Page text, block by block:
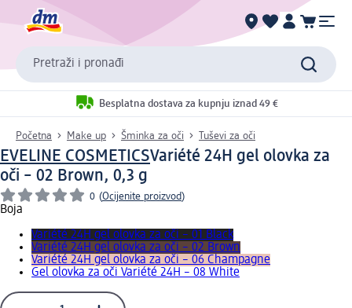
Pretraži i pronađi
Besplatna dostava za kupnju iznad 49 €
Početna Make up Šminka za oči Tuševi za oči
EVELINE COSMETICSVariété 24H gel olovka za
oči – 02 Brown, 0,3 g
0 (Ocijenite proizvod)
Boja
Variété 24H gel olovka za oči – 01 Black
Variété 24H gel olovka za oči – 02 Brown
Variété 24H gel olovka za oči – 06 Champagne
Gel olovka za oči Variété 24H – 08 White